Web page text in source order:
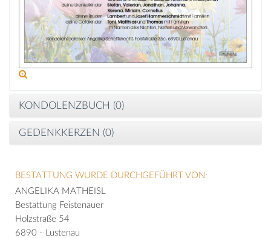
KONDOLENZBUCH (0)
GEDENKKERZEN (0)
BESTATTUNG WURDE DURCHGEFÜHRT VON:
ANGELIKA MATHEISL
Bestattung Feistenauer
Holzstraße 54
6890 - Lustenau